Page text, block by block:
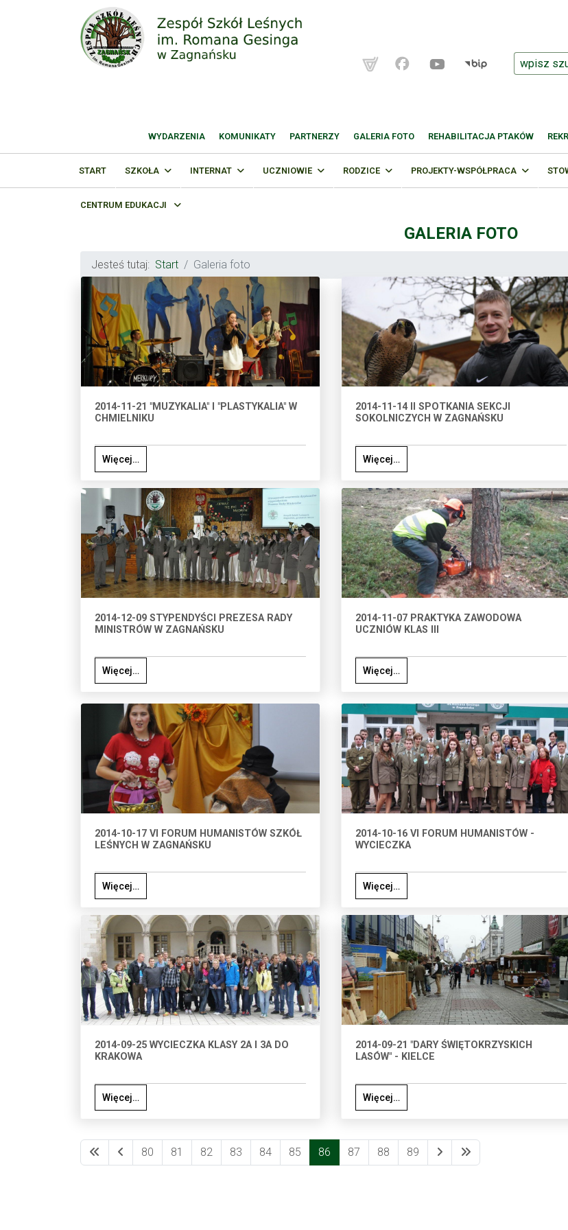
WYDARZENIA KOMUNIKATY PARTNERZY GALERIA FOTO REHABILITACJA PTAKÓW
START SZKOŁA INTERNAT UCZNIOWIE RODZICE PROJEKTY-WSPÓŁPRACA
CENTRUM EDUKACJI
GALERIA FOTO
Jesteś tutaj: Start Galeria foto
2014-11-21 "MUZYKALIA" I "PLASTYKALIA" W
CHMIELNIKU
Więcej…
2014-11-14 II SPOTKANIA SEKCJI
SOKOLNICZYCH W ZAGNAŃSKU
Więcej…
2014-12-09 STYPENDYŚCI PREZESA RADY
MINISTRÓW W ZAGNAŃSKU
Więcej…
2014-11-07 PRAKTYKA ZAWODOWA
UCZNIÓW KLAS III
Więcej…
2014-10-17 VI FORUM HUMANISTÓW SZKÓŁ
LEŚNYCH W ZAGNAŃSKU
Więcej…
2014-10-16 VI FORUM HUMANISTÓW -
WYCIECZKA
Więcej…
2014-09-25 WYCIECZKA KLASY 2A I 3A DO
KRAKOWA
Więcej…
2014-09-21 "DARY ŚWIĘTOKRZYSKICH
LASÓW" - KIELCE
Więcej…
80 81 82 83 84 85 86 87 88 89